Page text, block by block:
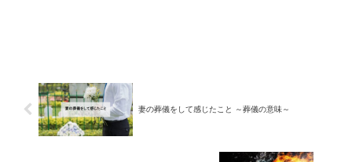
妻の葬儀をして感じたこと ～葬儀の意味～